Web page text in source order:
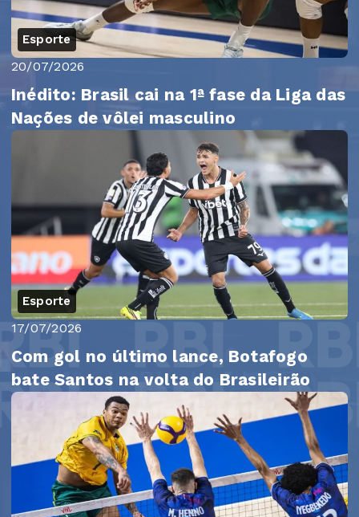
Esporte
20/07/2026
Inédito: Brasil cai na 1ª fase da Liga das
Nações de vôlei masculino
Esporte
17/07/2026
Com gol no último lance, Botafogo
bate Santos na volta do Brasileirão